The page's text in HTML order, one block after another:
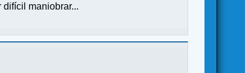
maniobrar...